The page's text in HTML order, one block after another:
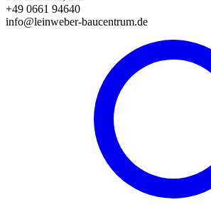
+49 0661 94640
info@leinweber-baucentrum.de